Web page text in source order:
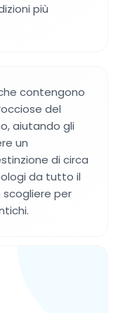
più
contengono
del
aiutando gli
un
di circa
da tutto il
per